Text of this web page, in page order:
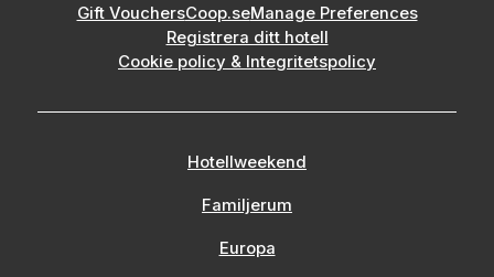
Gift VouchersCoop.seManage Preferences
Registrera ditt hotell
Cookie policy & Integritetspolicy
Hotellweekend
Familjerum
Europa